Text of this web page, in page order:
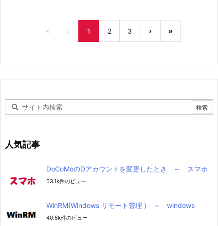
« ‹ 1 2 3 › »
人気記事
DoCoMoのDアカウントを変更したとき ～ スマホ
53.1k件のビュー
WinRM(Windows リモート管理 ) ～ windows
40.5k件のビュー